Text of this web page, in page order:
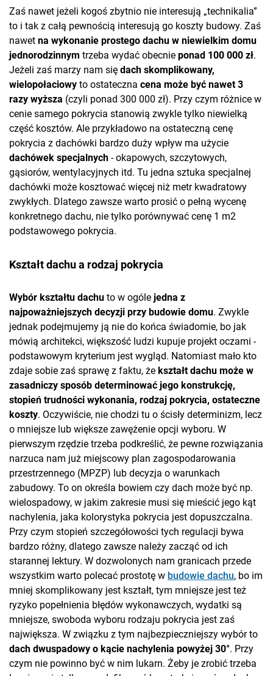
Zaś nawet jeżeli kogoś zbytnio nie interesują „technikalia”
to i tak z całą pewnością interesują go koszty budowy. Zaś
nawet na wykonanie prostego dachu w niewielkim domu
jednorodzinnym trzeba wydać obecnie ponad 100 000 zł.
Jeżeli zaś marzy nam się dach skomplikowany,
wielopołaciowy to ostateczna cena może być nawet 3
razy wyższa (czyli ponad 300 000 zł). Przy czym różnice w
cenie samego pokrycia stanowią zwykle tylko niewielką
część kosztów. Ale przykładowo na ostateczną cenę
pokrycia z dachówki bardzo duży wpływ ma użycie
dachówek specjalnych - okapowych, szczytowych,
gąsiorów, wentylacyjnych itd. Tu jedna sztuka specjalnej
dachówki może kosztować więcej niż metr kwadratowy
zwykłych. Dlatego zawsze warto prosić o pełną wycenę
konkretnego dachu, nie tylko porównywać cenę 1 m2
podstawowego pokrycia.
Kształt dachu a rodzaj pokrycia
Wybór kształtu dachu to w ogóle jedna z
najpoważniejszych decyzji przy budowie domu. Zwykle
jednak podejmujemy ją nie do końca świadomie, bo jak
mówią architekci, większość ludzi kupuje projekt oczami -
podstawowym kryterium jest wygląd. Natomiast mało kto
zdaje sobie zaś sprawę z faktu, że kształt dachu może w
zasadniczy sposób determinować jego konstrukcję,
stopień trudności wykonania, rodzaj pokrycia, ostateczne
koszty. Oczywiście, nie chodzi tu o ścisły determinizm, lecz
o mniejsze lub większe zawężenie opcji wyboru. W
pierwszym rzędzie trzeba podkreślić, że pewne rozwiązania
narzuca nam już miejscowy plan zagospodarowania
przestrzennego (MPZP) lub decyzja o warunkach
zabudowy. To on określa bowiem czy dach może być np.
wielospadowy, w jakim zakresie musi się mieścić jego kąt
nachylenia, jaka kolorystyka pokrycia jest dopuszczalna.
Przy czym stopień szczegółowości tych regulacji bywa
bardzo różny, dlatego zawsze należy zacząć od ich
starannej lektury. W dozwolonych nam granicach przede
wszystkim warto polecać prostotę w budowie dachu, bo im
mniej skomplikowany jest kształt, tym mniejsze jest też
ryzyko popełnienia błędów wykonawczych, wydatki są
mniejsze, swoboda wyboru rodzaju pokrycia jest zaś
największa. W związku z tym najbezpieczniejszy wybór to
dach dwuspadowy o kącie nachylenia powyżej 30°. Przy
czym nie powinno być w nim lukarn. Żeby je zrobić trzeba